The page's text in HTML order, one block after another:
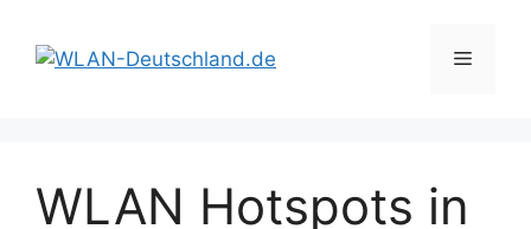
Inhalt
springen
Menü
WLAN Hotspots in